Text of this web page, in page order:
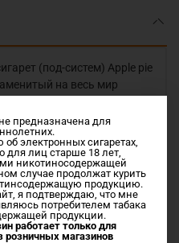
(под-систем) Apple pie
на весь мир
порцией взбитых
можно в нашем
доставляем товары по
исключительно у
предназначена для
электронных сигаретах,
для лиц старше 18 лет,
никотиносодержащей
случае продолжат курить
продукцию.
я подтверждаю, что мне
потребителем табака
продукции.
работает только для
розничных магазинов